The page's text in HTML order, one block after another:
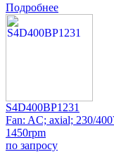
Подробнее
S4D400BP1231
Fan: AC; axial; 230/
1450rpm
по запросу